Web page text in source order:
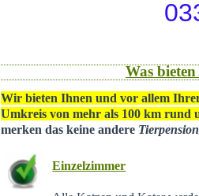
Was
Wir bieten Ihnen und vor allem
Umkreis von mehr als 100 km rund
merken das keine andere
Einzelzimmer